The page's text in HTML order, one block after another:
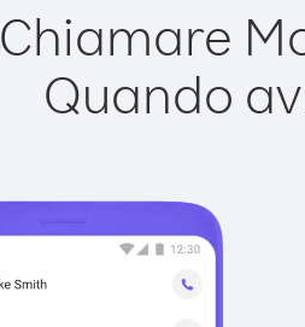
Chiamare
Quando